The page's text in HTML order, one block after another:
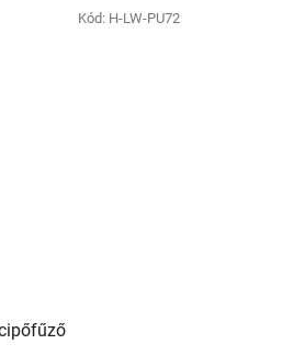
Kód: H-LW-PU72